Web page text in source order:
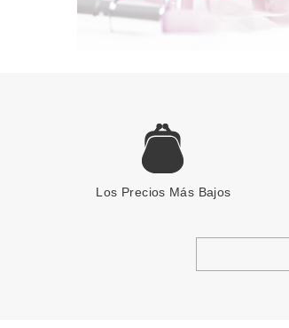
Los Precios Más Bajos